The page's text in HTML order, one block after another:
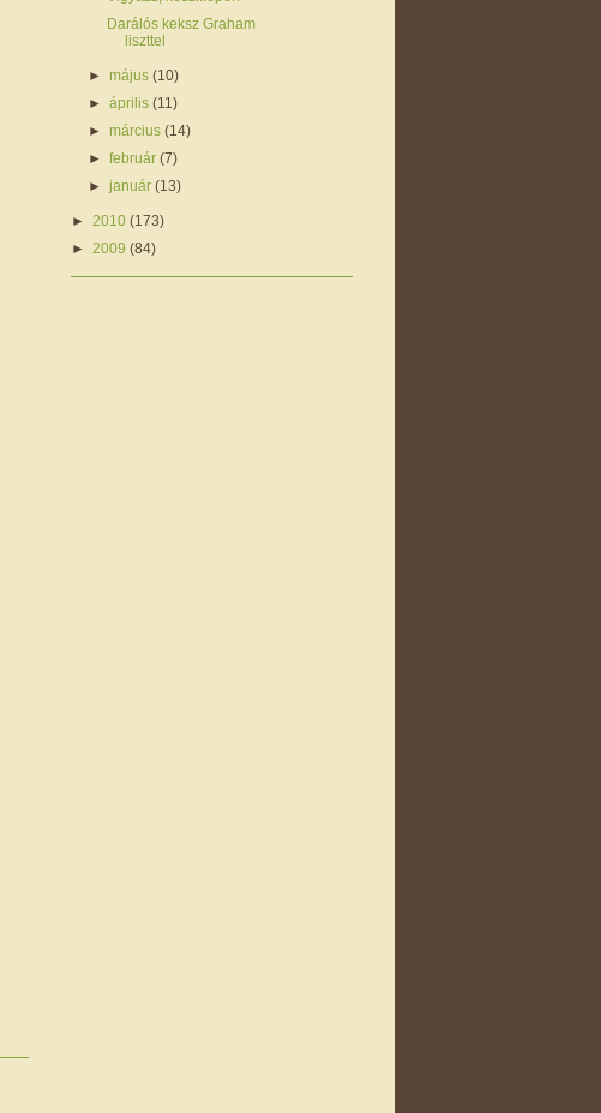
Darálós keksz Graham
liszttel
►május(10)
►április(11)
►március(14)
►február(7)
►január(13)
► 2010 (173)
► 2009 (84)